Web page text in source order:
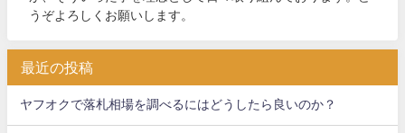
うぞよろしくお願いします。
最近の投稿
ヤフオクで落札相場を調べるにはどうしたら良いのか？